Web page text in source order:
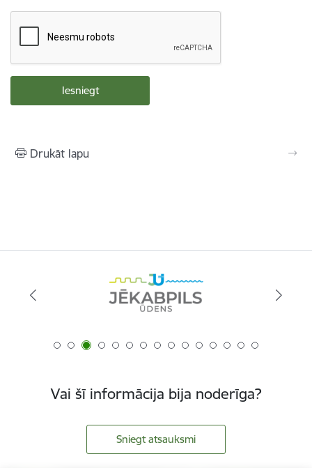
Drukāt lapu
Vai šī informācija bija noderīga?
Sniegt atsauksmi